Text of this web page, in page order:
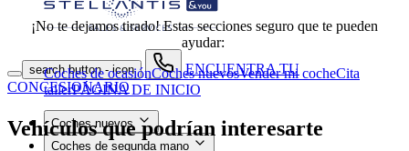
search button - icon
ENCUENTRA TU
CONCESIONARIO
Coches nuevos
Coches de segunda mano
¡No te dejamos tirado! Estas secciones seguro que te pueden
ayudar:
Coches de ocasiónCoches nuevosVender mi cocheCita
tallerPÁGINA DE INICIO
Vehículos que podrían interesarte